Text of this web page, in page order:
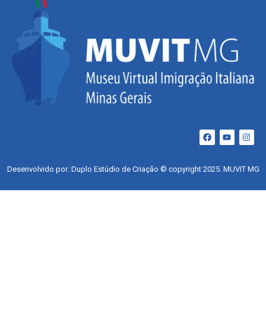
Desenvolvido por: Duplo Estúdio de Criação © copyright 2025. MUVIT MG